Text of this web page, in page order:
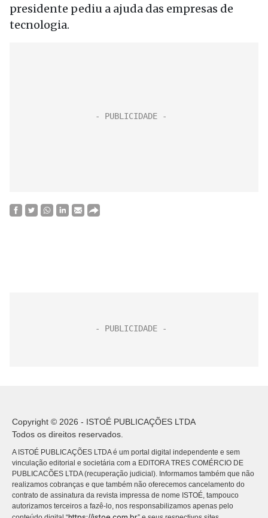
presidente pediu a ajuda das empresas de
tecnologia.
Copyright © 2026 - ISTOÉ PUBLICAÇÕES LTDA
Todos os direitos reservados.
A ISTOÉ PUBLICAÇÕES LTDA é um portal digital independente e sem
vinculação editorial e societária com a EDITORA TRES COMÉRCIO DE
PUBLICACÕES LTDA (recuperação judicial). Informamos também que não
realizamos cobranças e que também não oferecemos cancelamento do
contrato de assinatura da revista impressa de nome ISTOÉ, tampouco
autorizamos terceiros a fazê-lo, nos responsabilizamos apenas pelo